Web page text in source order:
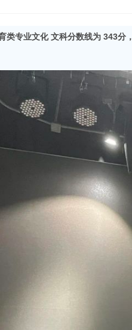
类专业文化文科分数线为 343分，